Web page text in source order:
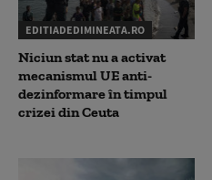
EDITIADEDIMINEATA.RO
Niciun stat nu a activat
mecanismul UE anti-
dezinformare în timpul
crizei din Ceuta